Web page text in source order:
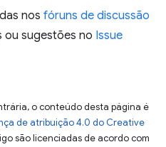
nos fóruns de discussão
ou sugestões no Issue
o conteúdo desta página é
de atribuição 4.0 do Creative
são licenciadas de acordo com